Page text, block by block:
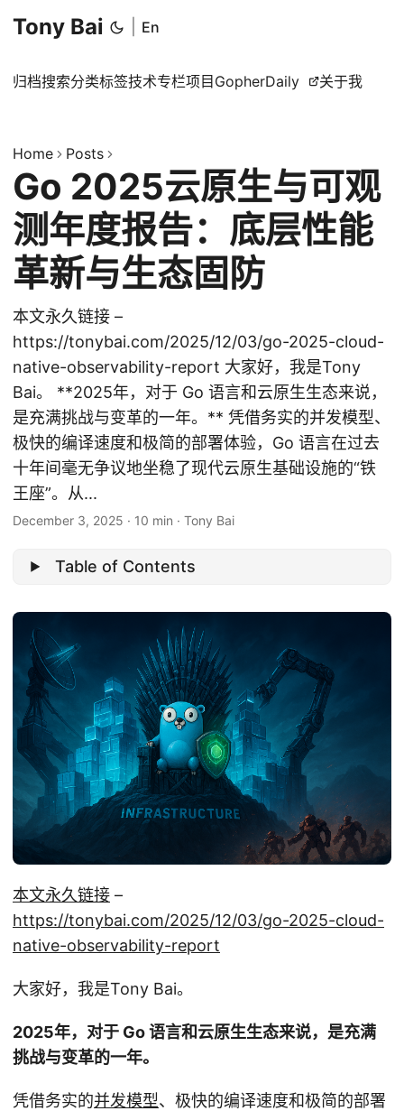
Tony Bai En
归档搜索分类标签技术专栏项目 GopherDaily 关于我
Home Posts
Go 2025云原生与可观
测年度报告：底层性能
革新与生态固防
本文永久链接 –
https://tonybai.com/2025/12/03/go-2025-cloud-
native-observability-report 大家好，我是Tony
Bai。 **2025年，对于 Go 语言和云原生生态来说，
是充满挑战与变革的一年。** 凭借务实的并发模型、
极快的编译速度和极简的部署体验，Go 语言在过去
十年间毫无争议地坐稳了现代云原生基础设施的“铁
王座”。从...
December 3, 2025 · 10 min · Tony Bai
Table of Contents
本文永久链接 –
https://tonybai.com/2025/12/03/go-2025-cloud-
native-observability-report
大家好，我是Tony Bai。
2025年，对于 Go 语言和云原生生态来说，是充满
挑战与变革的一年。
凭借务实的并发模型、极快的编译速度和极简的部署